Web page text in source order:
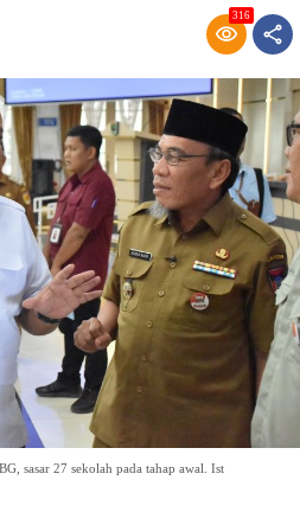
316
sasar 27 sekolah pada tahap awal. Ist